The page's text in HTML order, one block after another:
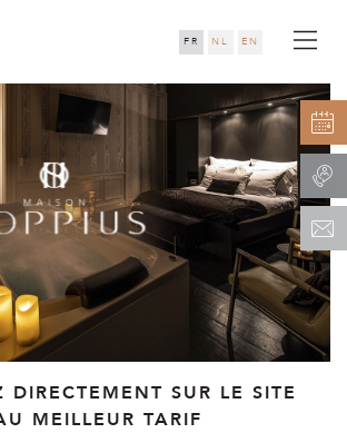
FR NL EN
DIRECTEMENT SUR LE SITE
MEILLEUR TARIF